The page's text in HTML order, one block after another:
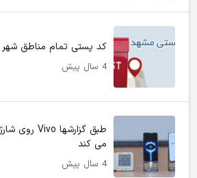
کد پستی تمام مناطق
4 سال پیش
می کند
4 سال پیش